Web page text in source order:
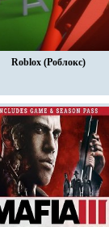
Roblox (Роблокс)